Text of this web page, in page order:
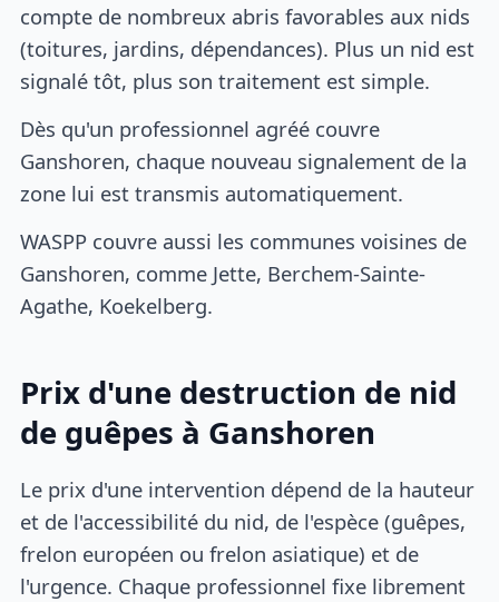
compte de nombreux abris favorables aux nids
(toitures, jardins, dépendances). Plus un nid est
signalé tôt, plus son traitement est simple.
Dès qu'un professionnel agréé couvre
Ganshoren, chaque nouveau signalement de la
zone lui est transmis automatiquement.
WASPP couvre aussi les communes voisines de
Ganshoren, comme Jette, Berchem-Sainte-
Agathe, Koekelberg.
Prix d'une destruction de nid
de guêpes à Ganshoren
Le prix d'une intervention dépend de la hauteur
et de l'accessibilité du nid, de l'espèce (guêpes,
frelon européen ou frelon asiatique) et de
l'urgence. Chaque professionnel fixe librement